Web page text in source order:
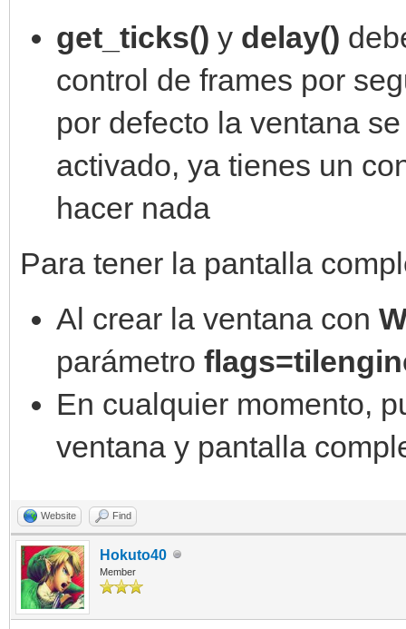
get_ticks() y delay()
control de frames por
por defecto la ventana
activado, ya tienes un
hacer nada
Para tener la pantalla
Al crear la ventana con
parámetro
En cualquier momento,
ventana y pantalla
Website Find
Hokuto40
Member